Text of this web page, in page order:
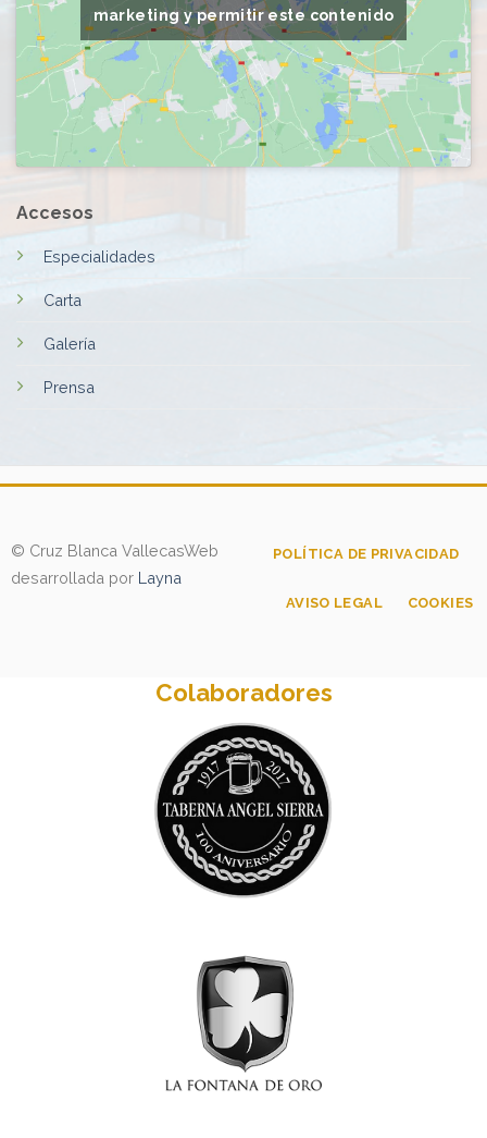
marketing y permitir este contenido
Accesos
Especialidades
Carta
Galería
Prensa
© Cruz Blanca VallecasWeb
desarrollada por Layna
POLÍTICA DE PRIVACIDAD
AVISO LEGAL COOKIES
Colaboradores